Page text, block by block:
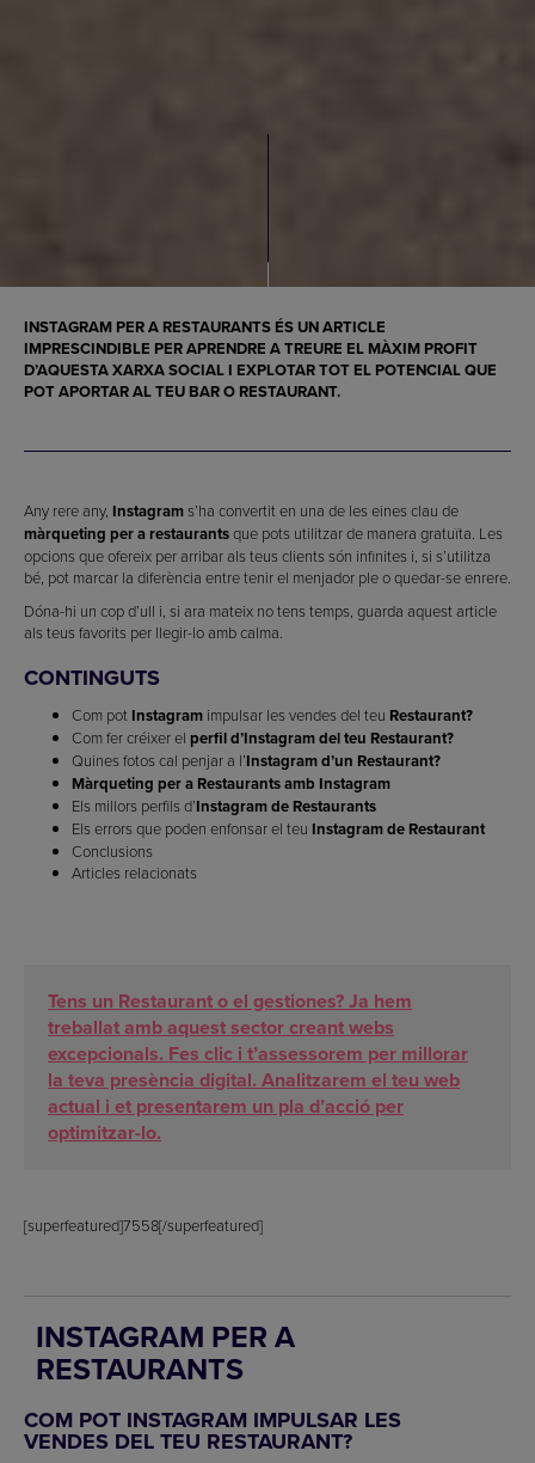
INSTAGRAM PER A RESTAURANTS ÉS UN ARTICLE
IMPRESCINDIBLE PER APRENDRE A TREURE EL MÀXIM PROFIT
D’AQUESTA XARXA SOCIAL I EXPLOTAR TOT EL POTENCIAL QUE
POT APORTAR AL TEU BAR O RESTAURANT.
Any rere any, Instagrams’ha convertit en una de les eines clau de
màrqueting per a restaurantsque pots utilitzar de manera gratuïta. Les
opcions que ofereix per arribar als teus clients són infinites i, si s’utilitza
bé, pot marcar la diferència entre tenir el menjador ple o quedar-se enrere.
Dóna-hi un cop d’ull i, si ara mateix no tens temps, guarda aquest article
als teus favorits per llegir-lo amb calma.
CONTINGUTS
Com pot Instagram impulsar les vendes del teu Restaurant?
Com fer créixer el perfil d’Instagram del teu Restaurant?
Quines fotos cal penjar a l’Instagram d’un Restaurant?
Màrqueting per a Restaurants amb Instagram
Els millors perfils d’Instagram de Restaurants
Els errors que poden enfonsar el teu Instagram de Restaurant
Conclusions
Articles relacionats
Tens un Restaurant o el gestiones? Ja hem
treballat amb aquest sector creant webs
excepcionals. Fes clic i t’assessorem per millorar
la teva presència digital. Analitzarem el teu web
actual i et presentarem un pla d’acció per
optimitzar-lo.
[superfeatured]7558[/superfeatured]
INSTAGRAM PER A
RESTAURANTS
COM POT INSTAGRAM IMPULSAR LES
VENDES DEL TEU RESTAURANT?